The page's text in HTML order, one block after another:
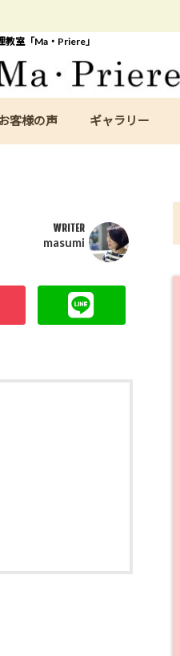
室「Ma・Priere」
お客様の声 ギャラリー
WRITER
masumi